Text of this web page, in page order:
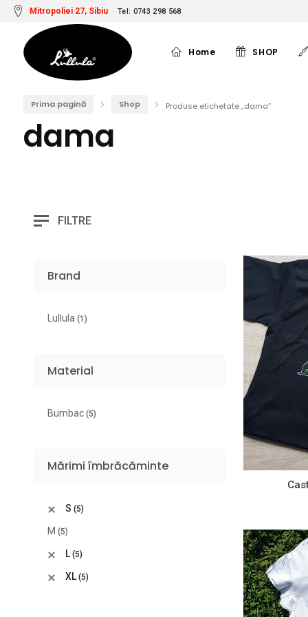
Mitropoliei 27, Sibiu Tel: 0743 298 568
Home SHOP
Prima pagină Shop Produse etichetate „dama”
dama
FILTRE
Brand
Lullula (1)
Material
Bumbac (5)
Mărimi îmbrăcăminte
S (5)
M (5)
L (5)
XL (5)